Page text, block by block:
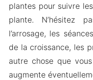
plantes pour suivre
plante. N’hésitez
l’arrosage, les
de la croissance, les
autre chose que
augmente